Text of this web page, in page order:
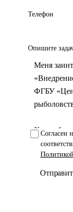
Телефон
Опишите
Согласен